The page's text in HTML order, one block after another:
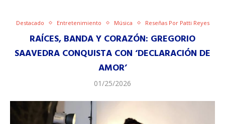
Destacado Entretenimiento Música Reseñas Por Patti Reyes
RAÍCES, BANDA Y CORAZÓN: GREGORIO
SAAVEDRA CONQUISTA CON ‘DECLARACIÓN DE
AMOR’
01/25/2026